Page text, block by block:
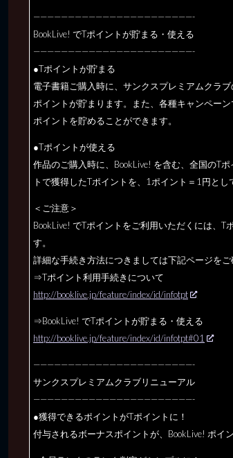
———————————————————————-
BookLive! でTポイントが貯まる・使える
———————————————————————-
●Tポイントが貯まる
電子書籍ご購入時に、 サンクスプレミアムクラ
ポイントが貯まります。また、 各種キャンペーン
ポイントを貯めることができます。
●Tポイントが使える
作品のご購入時に、BookLive! を含む、全国のTポ
トで獲得したTポイントを、1ポイント＝ 1円とし
＜ご注意＞
BookLive! でTポイントをご利用いただくには、 T
す。
詳細な手続き方法につきましては下記ページをご
⇒Tポイント利用手続きについて
http://booklive.jp/feature/index/id/infotpt
⇒BookLive! でTポイントが貯まる・使える
http://booklive.jp/feature/index/id/infotpt#01
———————————————————————-
サンクスプレミアムクラブリニューアル
———————————————————————-
●獲得できるポイントがTポイントに！
付与されるボーナスポイントが、BookLive! ポイ